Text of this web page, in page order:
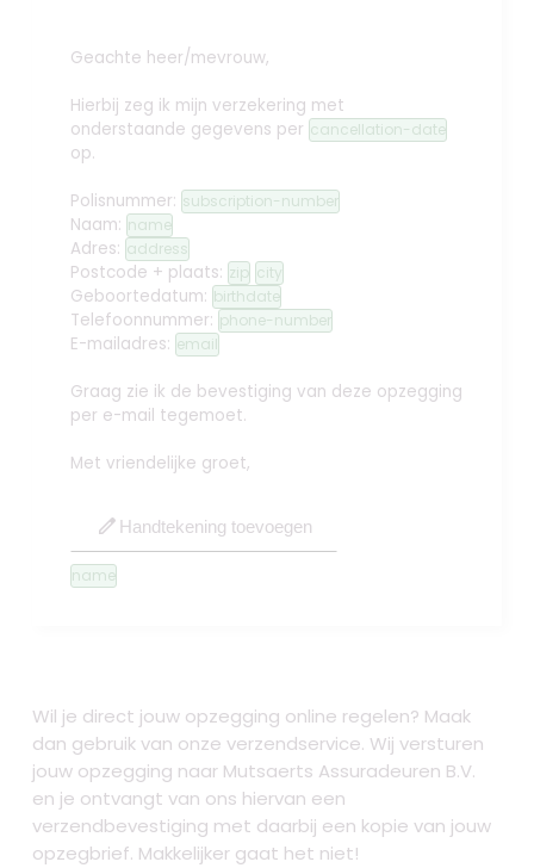
Geachte heer/mevrouw,
Hierbij zeg ik mijn verzekering met
onderstaande gegevens per cancellation-date
op.
Polisnummer: subscription-number
Naam: name
Adres: address
Postcode + plaats: zip city
Geboortedatum: birthdate
Telefoonnummer: phone-number
E-mailadres: email
Graag zie ik de bevestiging van deze opzegging
per e-mail tegemoet.
Met vriendelijke groet,
edit Handtekening toevoegen
name
Wil je direct jouw opzegging online regelen? Maak
dan gebruik van onze verzendservice. Wij versturen
jouw opzegging naar Mutsaerts Assuradeuren B.V.
en je ontvangt van ons hiervan een
verzendbevestiging met daarbij een kopie van jouw
opzegbrief. Makkelijker gaat het niet!